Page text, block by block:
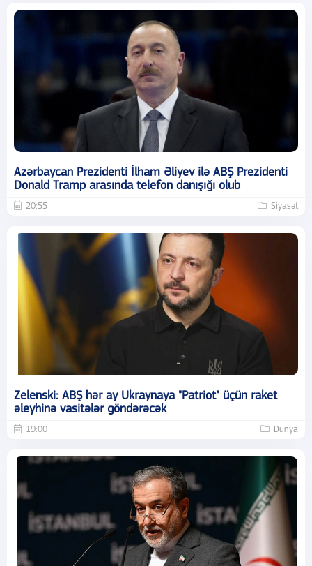
Azərbaycan Prezidenti İlham Əliyev ilə ABŞ Prezidenti
Donald Tramp arasında telefon danışığı olub
20:55 Siyasət
Zelenski: ABŞ hər ay Ukraynaya "Patriot" üçün raket
əleyhinə vasitələr göndərəcək
19:00 Dünya